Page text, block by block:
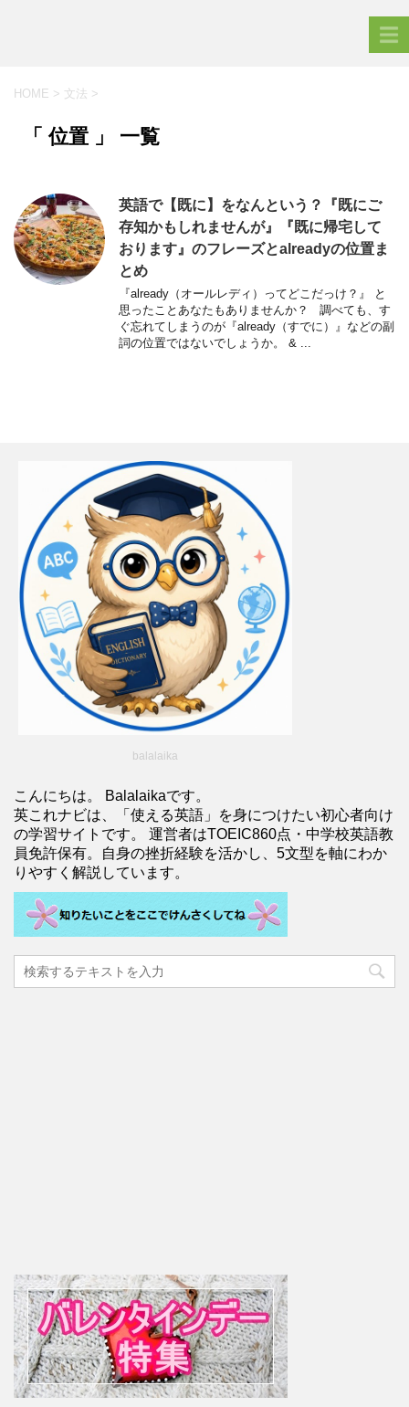
HOME > 文法 >
「 位置 」 一覧
英語で【既に】をなんという？『既にご
存知かもしれませんが』『既に帰宅して
おります』のフレーズとalreadyの位置ま
とめ
『already（オールレディ）ってどこだっけ？』 と
思ったことあなたもありませんか？ 調べても、す
ぐ忘れてしまうのが『already（すでに）』などの副
詞の位置ではないでしょうか。 & ...
balalaika
こんにちは。 Balalaikaです。
英これナビは、「使える英語」を身につけたい初心者向け
の学習サイトです。 運営者はTOEIC860点・中学校英語教
員免許保有。自身の挫折経験を活かし、5文型を軸にわか
りやすく解説しています。